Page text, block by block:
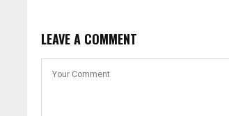
LEAVE A COMMENT